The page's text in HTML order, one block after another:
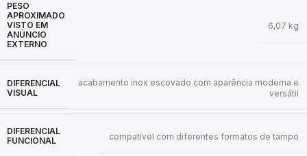
PESO
APROXIMADO
VISTO EM
ANÚNCIO
EXTERNO
6,07 kg
DIFERENCIAL
VISUAL
acabamento inox escovado com aparência moderna e
versátil
DIFERENCIAL
FUNCIONAL
compatível com diferentes formatos de tampo